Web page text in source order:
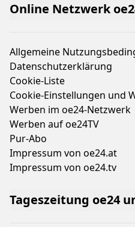
Online Netzwerk
Allgemeine
Datenschutzerklärung
Cookie-Liste
Cookie-Einstellungen und
Werben im oe24-Netzwerk
Werben auf oe24TV
Pur-Abo
Impressum von oe24.at
Impressum von oe24.tv
Tageszeitung oe24